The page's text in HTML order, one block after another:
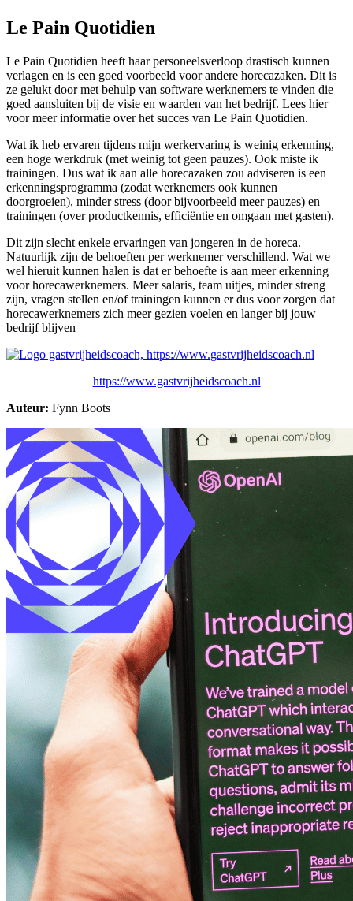
Le Pain Quotidien
Le Pain Quotidien heeft haar personeelsverloop drastisch kunnen
verlagen en is een goed voorbeeld voor andere horecazaken. Dit is
ze gelukt door met behulp van software werknemers te vinden die
goed aansluiten bij de visie en waarden van het bedrijf. Lees hier
voor meer informatie over het succes van Le Pain Quotidien.
Wat ik heb ervaren tijdens mijn werkervaring is weinig erkenning,
een hoge werkdruk (met weinig tot geen pauzes). Ook miste ik
trainingen. Dus wat ik aan alle horecazaken zou adviseren is een
erkenningsprogramma (zodat werknemers ook kunnen
doorgroeien), minder stress (door bijvoorbeeld meer pauzes) en
trainingen (over productkennis, efficiëntie en omgaan met gasten).
Dit zijn slecht enkele ervaringen van jongeren in de horeca.
Natuurlijk zijn de behoeften per werknemer verschillend. Wat we
wel hieruit kunnen halen is dat er behoefte is aan meer erkenning
voor horecawerknemers. Meer salaris, team uitjes, minder streng
zijn, vragen stellen en/of trainingen kunnen er dus voor zorgen dat
horecawerknemers zich meer gezien voelen en langer bij jouw
bedrijf blijven
https://www.gastvrijheidscoach.nl
Auteur: Fynn Boots